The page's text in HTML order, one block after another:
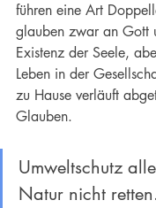
führen eine Art
glauben zwar an Gott
Existenz der Seele,
Leben in der
zu Hause verläuft
Glauben.
Umweltschutz
Natur nicht